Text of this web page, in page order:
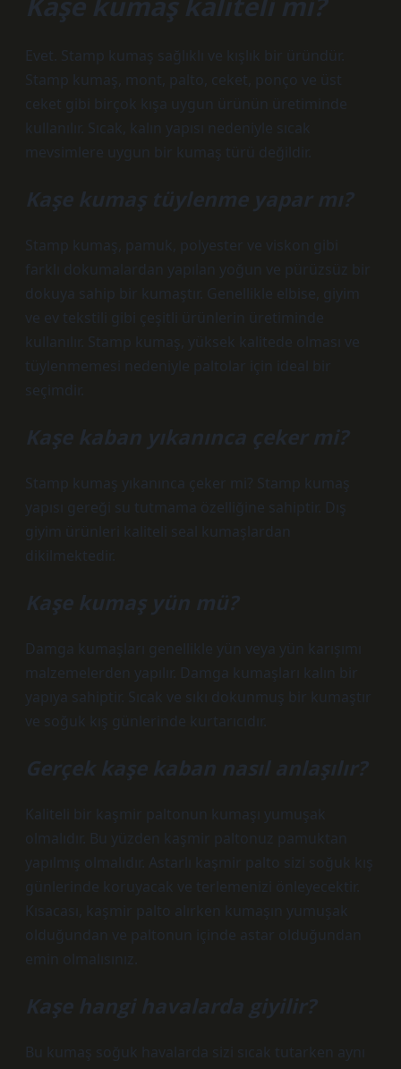
Evet. Stamp kumaş sağlıklı ve kışlık bir üründür.
Stamp kumaş, mont, palto, ceket, ponço ve üst
ceket gibi birçok kışa uygun ürünün üretiminde
kullanılır. Sıcak, kalın yapısı nedeniyle sıcak
mevsimlere uygun bir kumaş türü değildir.
Kaşe kumaş tüylenme yapar mı?
Stamp kumaş, pamuk, polyester ve viskon gibi
farklı dokumalardan yapılan yoğun ve pürüzsüz bir
dokuya sahip bir kumaştır. Genellikle elbise, giyim
ve ev tekstili gibi çeşitli ürünlerin üretiminde
kullanılır. Stamp kumaş, yüksek kalitede olması ve
tüylenmemesi nedeniyle paltolar için ideal bir
seçimdir.
Kaşe kaban yıkanınca çeker mi?
Stamp kumaş yıkanınca çeker mi? Stamp kumaş
yapısı gereği su tutmama özelliğine sahiptir. Dış
giyim ürünleri kaliteli seal kumaşlardan
dikilmektedir.
Kaşe kumaş yün mü?
Damga kumaşları genellikle yün veya yün karışımı
malzemelerden yapılır. Damga kumaşları kalın bir
yapıya sahiptir. Sıcak ve sıkı dokunmuş bir kumaştır
ve soğuk kış günlerinde kurtarıcıdır.
Gerçek kaşe kaban nasıl anlaşılır?
Kaliteli bir kaşmir paltonun kumaşı yumuşak
olmalıdır. Bu yüzden kaşmir paltonuz pamuktan
yapılmış olmalıdır. Astarlı kaşmir palto sizi soğuk kış
günlerinde koruyacak ve terlemenizi önleyecektir.
Kısacası, kaşmir palto alırken kumaşın yumuşak
olduğundan ve paltonun içinde astar olduğundan
emin olmalısınız.
Kaşe hangi havalarda giyilir?
Bu kumaş soğuk havalarda sizi sıcak tutarken aynı